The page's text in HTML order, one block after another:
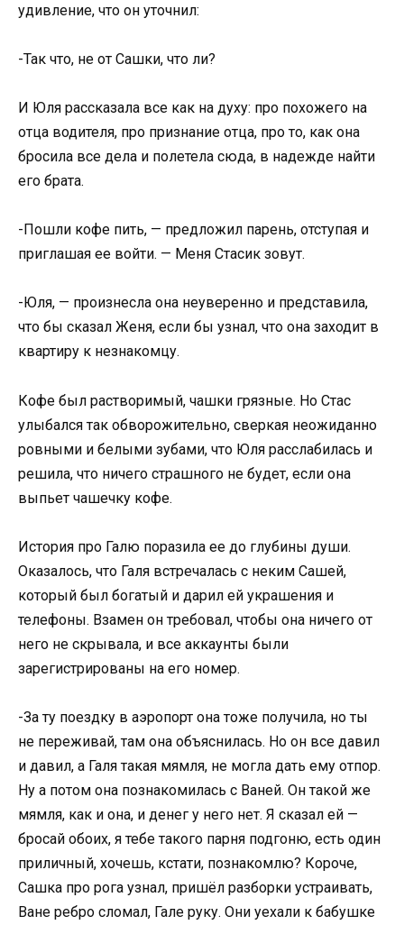
удивление, что он уточнил:
-Так что, не от Сашки, что ли?
И Юля рассказала все как на духу: про похожего на
отца водителя, про признание отца, про то, как она
бросила все дела и полетела сюда, в надежде найти
его брата.
-Пошли кофе пить, — предложил парень, отступая и
приглашая ее войти. — Меня Стасик зовут.
-Юля, — произнесла она неуверенно и представила,
что бы сказал Женя, если бы узнал, что она заходит в
квартиру к незнакомцу.
Кофе был растворимый, чашки грязные. Но Стас
улыбался так обворожительно, сверкая неожиданно
ровными и белыми зубами, что Юля расслабилась и
решила, что ничего страшного не будет, если она
выпьет чашечку кофе.
История про Галю поразила ее до глубины души.
Оказалось, что Галя встречалась с неким Сашей,
который был богатый и дарил ей украшения и
телефоны. Взамен он требовал, чтобы она ничего от
него не скрывала, и все аккаунты были
зарегистрированы на его номер.
-За ту поездку в аэропорт она тоже получила, но ты
не переживай, там она объяснилась. Но он все давил
и давил, а Галя такая мямля, не могла дать ему отпор.
Ну а потом она познакомилась с Ваней. Он такой же
мямля, как и она, и денег у него нет. Я сказал ей —
бросай обоих, я тебе такого парня подгоню, есть один
приличный, хочешь, кстати, познакомлю? Короче,
Сашка про рога узнал, пришёл разборки устраивать,
Ване ребро сломал, Гале руку. Они уехали к бабушке